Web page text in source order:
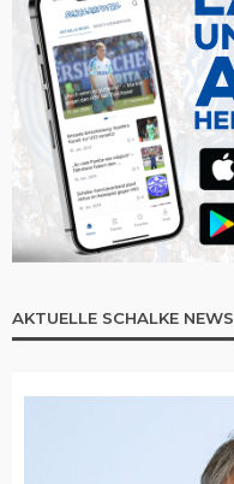
AKTUELLE SCHALKE NEWS